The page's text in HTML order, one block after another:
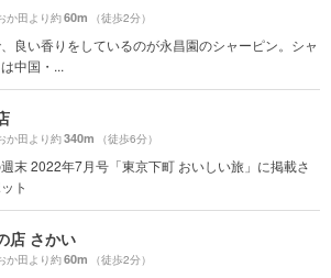
か田より約60m （徒歩2分）
良い香りをしているのが永昌園のシャーピン。シャ
中国・...
か田より約340m （徒歩6分）
末 2022年7月号「東京下町 おいしい旅」に掲載さ
ト
店 さかい
か田より約60m （徒歩2分）